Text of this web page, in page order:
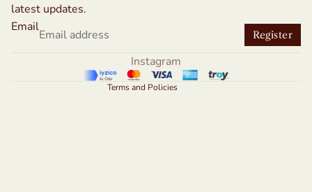
latest updates.
Email
Register
Instagram
Terms and Policies